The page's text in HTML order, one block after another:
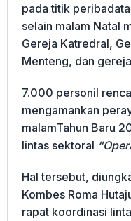
pada titik
selain malam Natal
Gereja Katredral,
Menteng, dan
7.000 personil
mengamankan
malamTahun Baru
lintas sektoral
Hal tersebut,
Kombes Roma
rapat koordinasi